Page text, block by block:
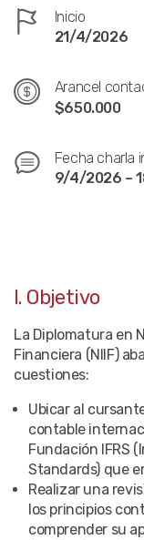
Inicio
21/4/2026
Arancel
$650.000
Fecha charla
9/4/2026 –
I. Objetivo
La Diplomatura en
Financiera (NIIF)
cuestiones:
Ubicar al
contable
Fundación IFRS
Standards) que
Realizar una
los principios
comprender su